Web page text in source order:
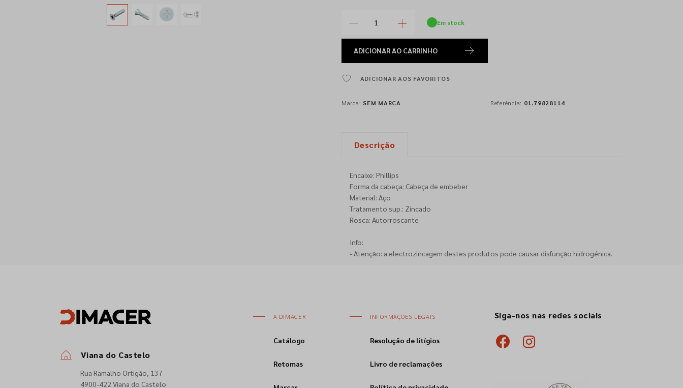
Em stock
ADICIONARAO CARRINHO
ADICIONAR AOS FAVORITOS
Marca: SEM MARCA Referência: 01.79828114
Descrição
Encaixe: Phillips
Forma da cabeça: Cabeça de embeber
Material: Aço
Tratamento sup.: Zincado
Rosca: Autorroscante
Info:
- Atenção: a electrozincagem destes produtos pode causar disfunção hidrogénica.
Viana do Castelo
Rua Ramalho Ortigão, 137
4900-422 Viana do Castelo
A DIMACER
Catálogo
Retomas
INFORMAÇÕES LEGAIS
Resolução de litígios
Livro de reclamações
Siga-nos nas redes sociais